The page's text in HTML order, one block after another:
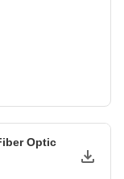
Optic